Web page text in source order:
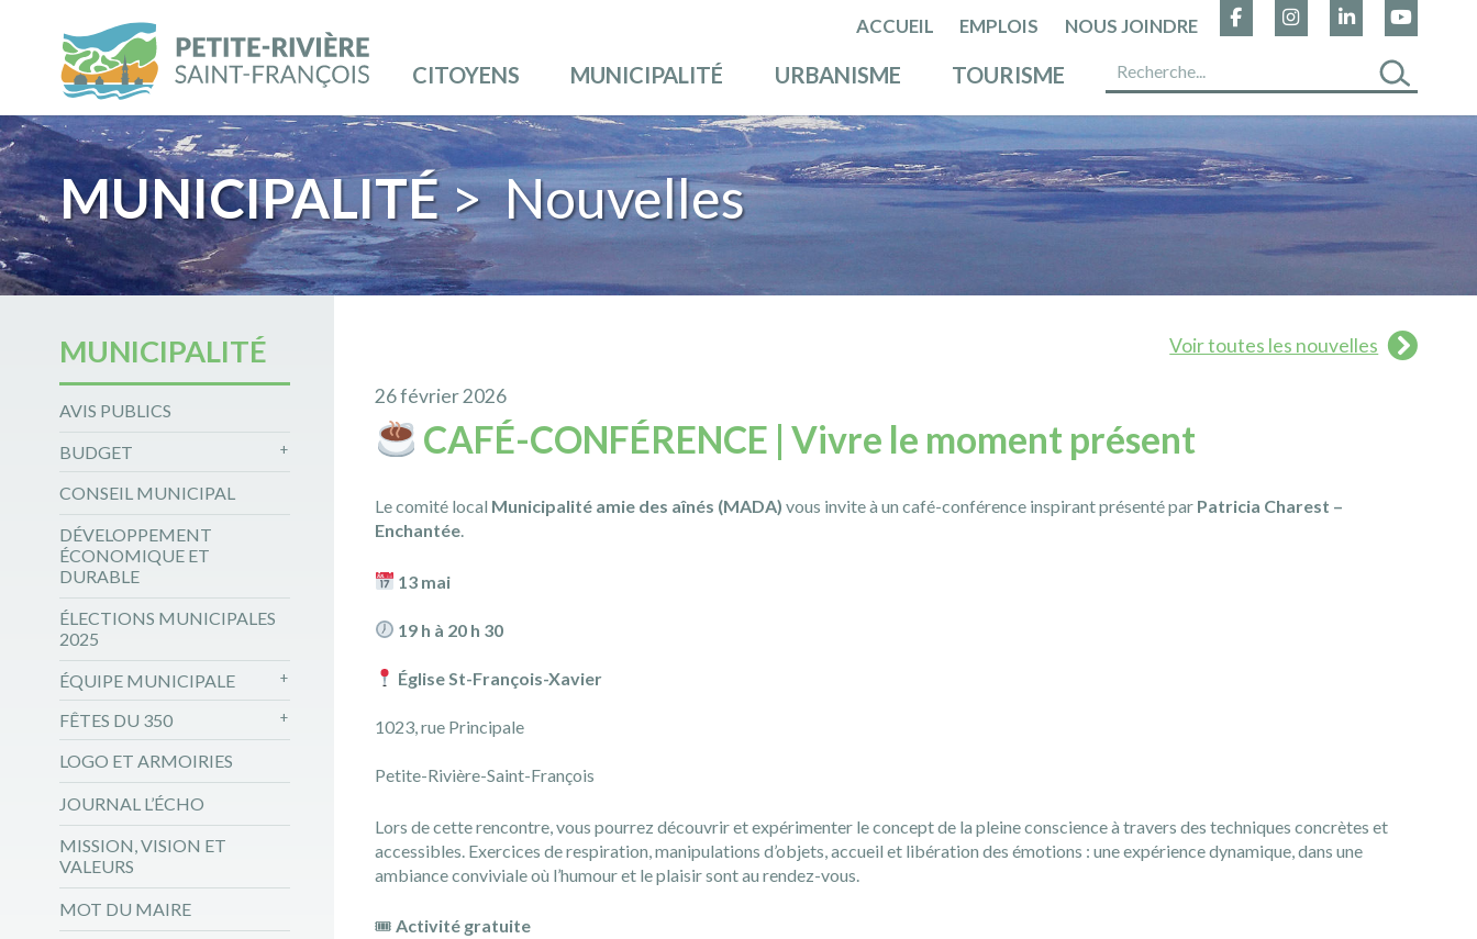
ACCUEIL EMPLOIS NOUS JOINDRE
CITOYENS MUNICIPALITÉ URBANISME TOURISME
MUNICIPALITÉ> Nouvelles
MUNICIPALITÉ
AVIS PUBLICS
BUDGET
CONSEIL MUNICIPAL
DÉVELOPPEMENT
ÉCONOMIQUE ET
DURABLE
ÉLECTIONS MUNICIPALES
2025
ÉQUIPE MUNICIPALE
FÊTES DU 350
LOGO ET ARMOIRIES
JOURNAL L’ÉCHO
MISSION, VISION ET
VALEURS
MOT DU MAIRE
Voir toutes les nouvelles
26 février 2026
CAFÉ-CONFÉRENCE | Vivre le moment présent
Le comité local Municipalité amie des aînés (MADA) vous invite à un café-conférence inspirant présenté par Patricia Charest –
Enchantée.
13 mai
19 h à 20 h 30
Église St-François-Xavier
1023, rue Principale
Petite-Rivière-Saint-François
Lors de cette rencontre, vous pourrez découvrir et expérimenter le concept de la pleine conscience à travers des techniques concrètes et
accessibles. Exercices de respiration, manipulations d’objets, accueil et libération des émotions : une expérience dynamique, dans une
ambiance conviviale où l’humour et le plaisir sont au rendez-vous.
🎟Activité gratuite